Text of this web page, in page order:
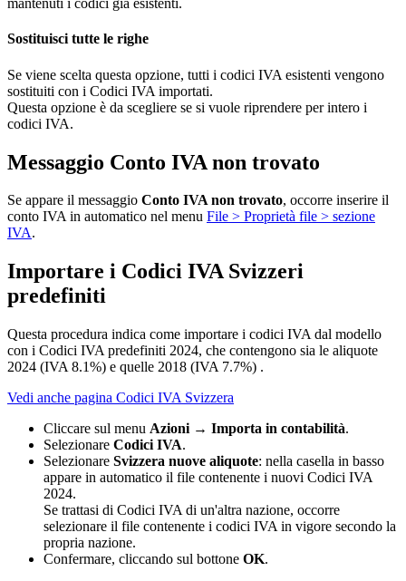
mantenuti i codici già esistenti.
Sostituisci tutte le righe
Se viene scelta questa opzione, tutti i codici IVA esistenti vengono
sostituiti con i Codici IVA importati.
Questa opzione è da scegliere se si vuole riprendere per intero i
codici IVA.
Messaggio Conto IVA non trovato
Se appare il messaggio Conto IVA non trovato, occorre inserire il
conto IVA in automatico nel menu File > Proprietà file > sezione
IVA.
Importare i Codici IVA Svizzeri
predefiniti
Questa procedura indica come importare i codici IVA dal modello
con i Codici IVA predefiniti 2024, che contengono sia le aliquote
2024 (IVA 8.1%) e quelle 2018 (IVA 7.7%) .
Vedi anche pagina Codici IVA Svizzera
Cliccare sul menu Azioni → Importa in contabilità.
Selezionare Codici IVA.
Selezionare Svizzera nuove aliquote: nella casella in basso
appare in automatico il file contenente i nuovi Codici IVA
2024.
Se trattasi di Codici IVA di un'altra nazione, occorre
selezionare il file contenente i codici IVA in vigore secondo la
propria nazione.
Confermare, cliccando sul bottone OK.